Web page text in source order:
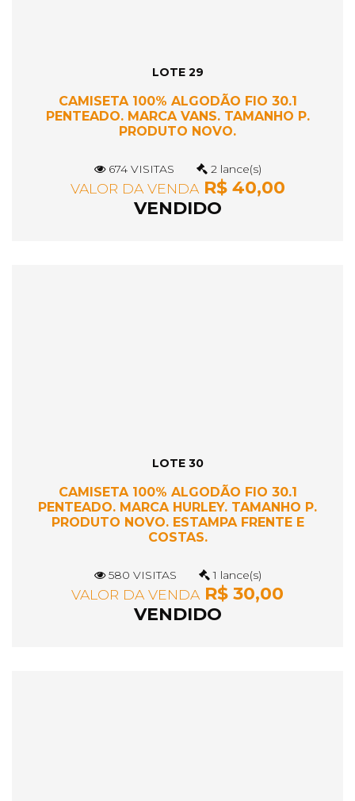
LOTE 29
CAMISETA 100% ALGODÃO FIO 30.1
PENTEADO. MARCA VANS. TAMANHO P.
PRODUTO NOVO.
674 VISITAS 2 lance(s)
VALOR DA VENDAR$ 40,00
VENDIDO
LOTE 30
CAMISETA 100% ALGODÃO FIO 30.1
PENTEADO. MARCA HURLEY. TAMANHO P.
PRODUTO NOVO. ESTAMPA FRENTE E
COSTAS.
580 VISITAS 1 lance(s)
VALOR DA VENDAR$ 30,00
VENDIDO